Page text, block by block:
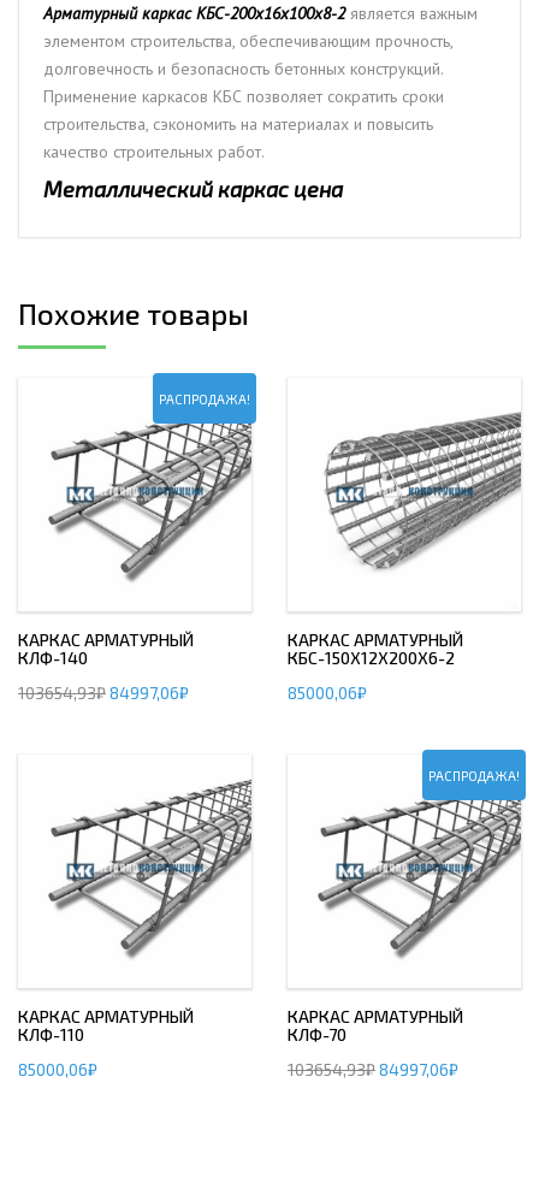
Арматурный каркас КБС-200х16х100х8-2является важным
элементом строительства, обеспечивающим прочность,
долговечность и безопасность бетонных конструкций.
Применение каркасов КБС позволяет сократить сроки
строительства, сэкономить на материалах и повысить
качество строительных работ.
Металлический каркас цена
Похожие товары
РАСПРОДАЖА!
КАРКАС АРМАТУРНЫЙ
КЛФ-140
103654,93₽84997,06₽
КАРКАС АРМАТУРНЫЙ
КБС-150Х12Х200Х6-2
85000,06₽
КАРКАС АРМАТУРНЫЙ
КЛФ-110
85000,06₽
РАСПРОДАЖА!
КАРКАС АРМАТУРНЫЙ
КЛФ-70
103654,93₽84997,06₽